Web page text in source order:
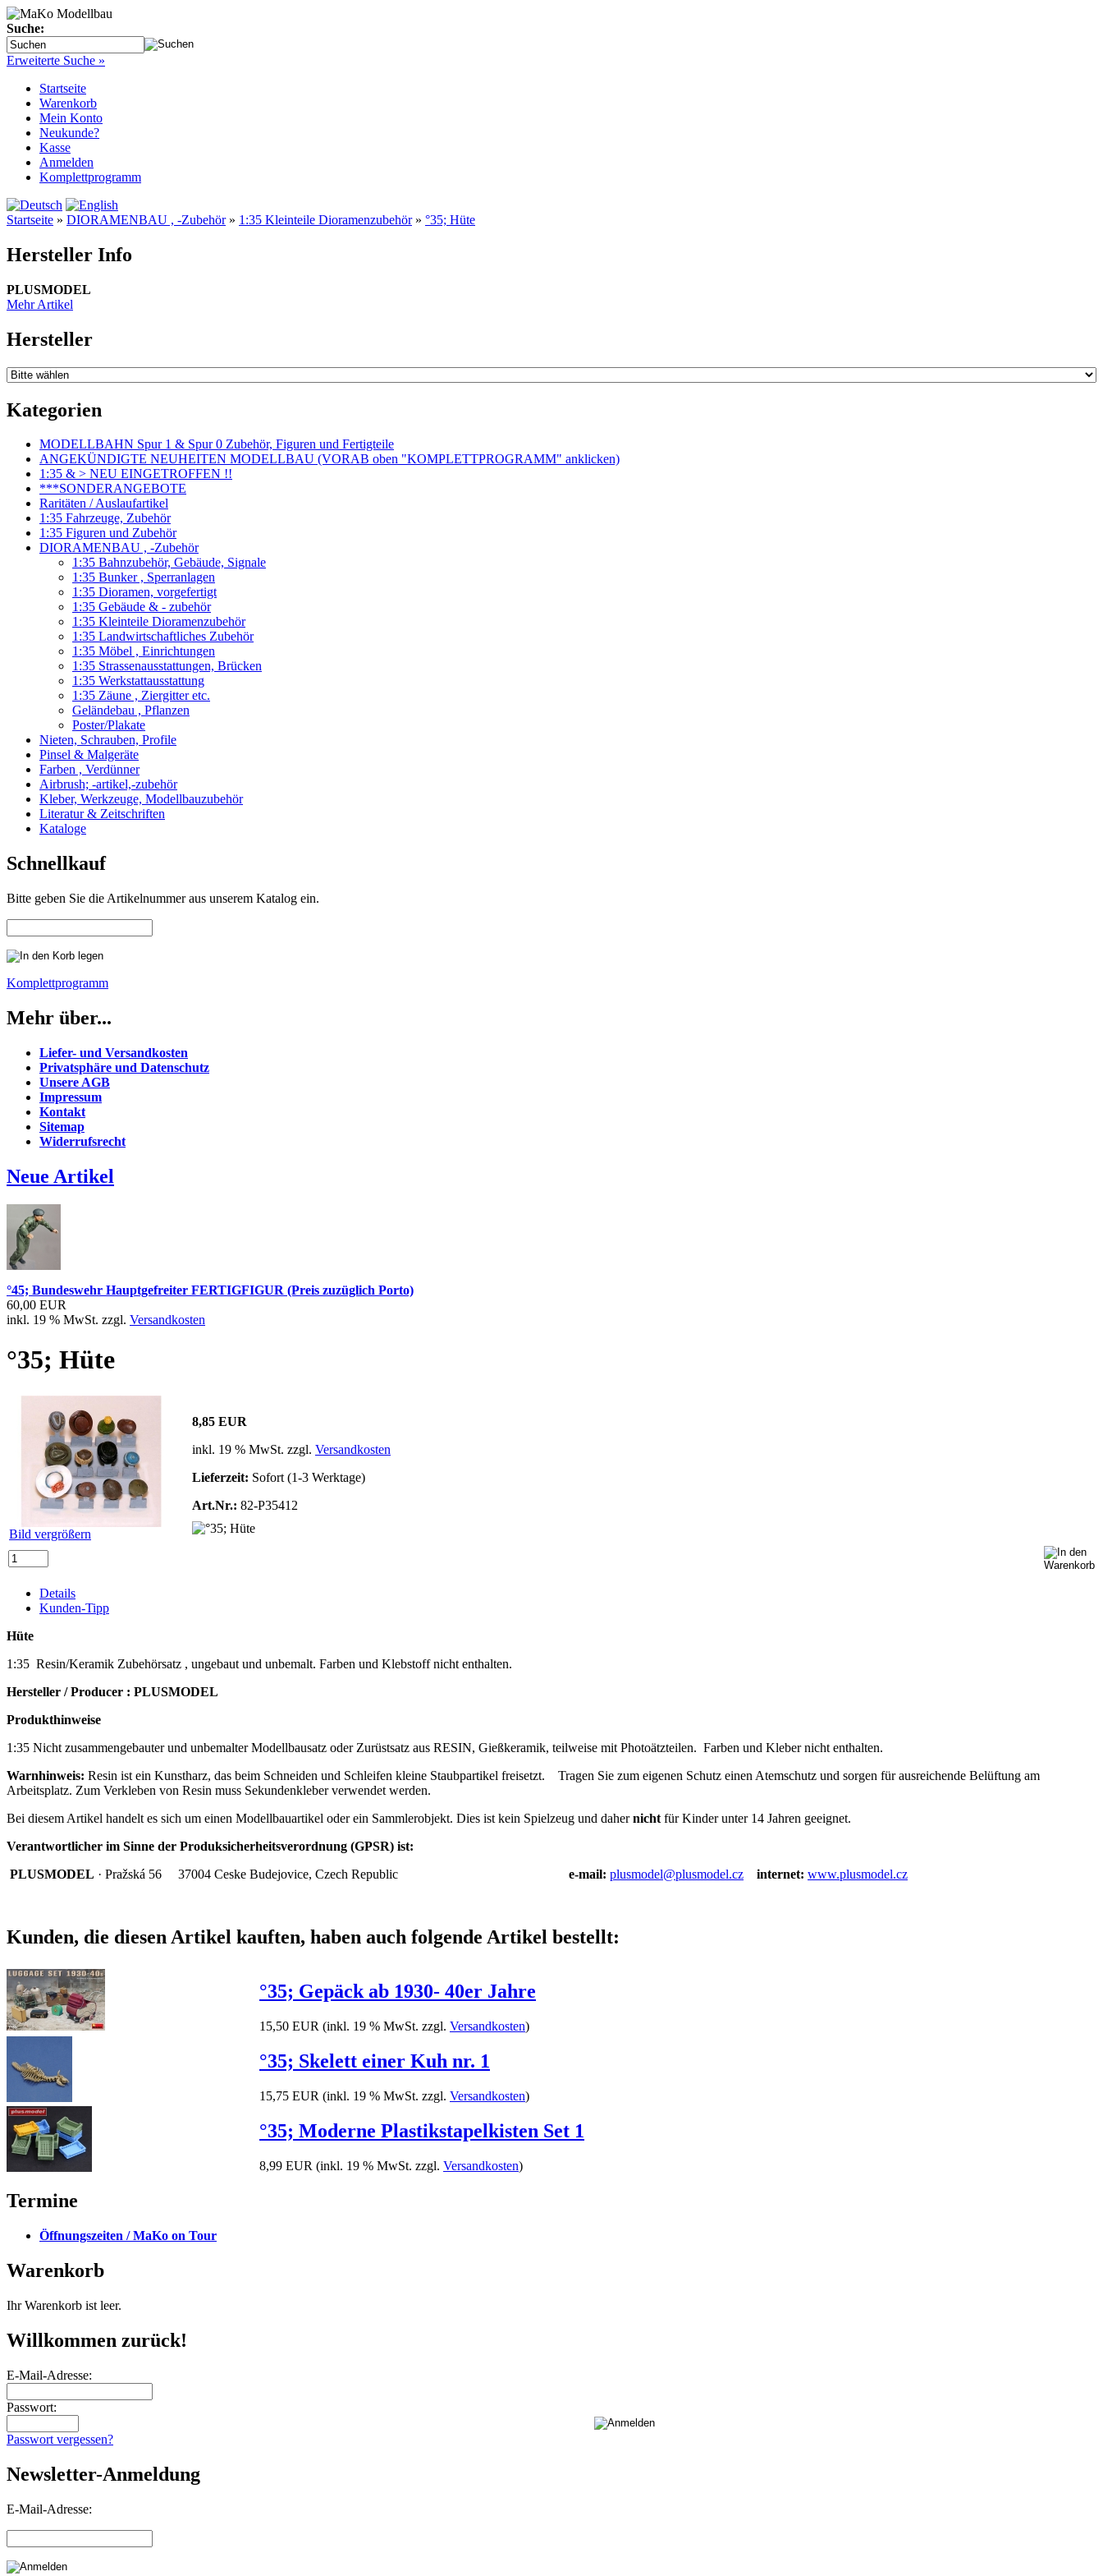
Suche:
Erweiterte Suche »
Startseite
Warenkorb
Mein Konto
Neukunde?
Kasse
Anmelden
Komplettprogramm
Startseite » DIORAMENBAU , -Zubehör» 1:35 Kleinteile Dioramenzubehör» °35; Hüte
Hersteller Info
PLUSMODEL
Mehr Artikel
Hersteller
Kategorien
MODELLBAHN Spur 1 & Spur 0 Zubehör, Figuren und Fertigteile
ANGEKÜNDIGTE NEUHEITEN MODELLBAU (VORAB oben "KOMPLETTPROGRAMM" anklicken)
1:35 & > NEU EINGETROFFEN !!
***SONDERANGEBOTE
Raritäten / Auslaufartikel
1:35 Fahrzeuge, Zubehör
1:35 Figuren und Zubehör
DIORAMENBAU , -Zubehör
1:35 Bahnzubehör, Gebäude, Signale
1:35 Bunker , Sperranlagen
1:35 Dioramen, vorgefertigt
1:35 Gebäude & - zubehör
1:35 Kleinteile Dioramenzubehör
1:35 Landwirtschaftliches Zubehör
1:35 Möbel , Einrichtungen
1:35 Strassenausstattungen, Brücken
1:35 Werkstattausstattung
1:35 Zäune , Ziergitter etc.
Geländebau , Pflanzen
Poster/Plakate
Nieten, Schrauben, Profile
Pinsel & Malgeräte
Farben , Verdünner
Airbrush; -artikel,-zubehör
Kleber, Werkzeuge, Modellbauzubehör
Literatur & Zeitschriften
Kataloge
Schnellkauf
Bitte geben Sie die Artikelnummer aus unserem Katalog ein.
Komplettprogramm
Mehr über...
Liefer- und Versandkosten
Privatsphäre und Datenschutz
Unsere AGB
Impressum
Kontakt
Sitemap
Widerrufsrecht
Neue Artikel
°45; Bundeswehr Hauptgefreiter FERTIGFIGUR (Preis zuzüglich Porto)
60,00 EUR
inkl. 19 % MwSt. zzgl. Versandkosten
°35; Hüte
Bild vergrößern
8,85 EUR
inkl. 19 % MwSt. zzgl. Versandkosten
Lieferzeit: Sofort (1-3 Werktage)
Art.Nr.: 82-P35412
Details
Kunden-Tipp
Hüte
1:35 Resin/Keramik Zubehörsatz , ungebaut und unbemalt. Farben und Klebstoff nicht enthalten.
Hersteller / Producer : PLUSMODEL
Produkthinweise
1:35 Nicht zusammengebauter und unbemalter Modellbausatz oder Zurüstsatz aus RESIN, Gießkeramik, teilweise mit Photoätzteilen. Farben und Kleber nicht enthalten.
Warnhinweis: Resin ist ein Kunstharz, das beim Schneiden und Schleifen kleine Staubpartikel freisetzt.
Tragen Sie zum eigenen Schutz einen Atemschutz und sorgen für ausreichende Belüftung am
Arbeitsplatz. Zum Verkleben von Resin muss Sekundenkleber verwendet werden.
Bei diesem Artikel handelt es sich um einen Modellbauartikel oder ein Sammlerobjekt. Dies ist kein Spielzeug und dahernicht für Kinder unter 14 Jahren geeignet.
Verantwortlicher im Sinne der Produksicherheitsverordnung (GPSR) ist:
PLUSMODEL · Pražská 56 37004 Ceske Budejovice, Czech Republic e-mail: plusmodel@plusmodel.cz internet: www.plusmodel.cz
Kunden, die diesen Artikel kauften, haben auch folgende Artikel bestellt:
°35; Gepäck ab 1930- 40er Jahre
15,50 EUR (inkl. 19 % MwSt. zzgl. Versandkosten)
°35; Skelett einer Kuh nr. 1
15,75 EUR (inkl. 19 % MwSt. zzgl. Versandkosten)
°35; Moderne Plastikstapelkisten Set 1
8,99 EUR (inkl. 19 % MwSt. zzgl. Versandkosten)
Termine
Öffnungszeiten / MaKo on Tour
Warenkorb
Ihr Warenkorb ist leer.
Willkommen zurück!
E-Mail-Adresse:
Passwort:
Passwort vergessen?
Newsletter-Anmeldung
E-Mail-Adresse: